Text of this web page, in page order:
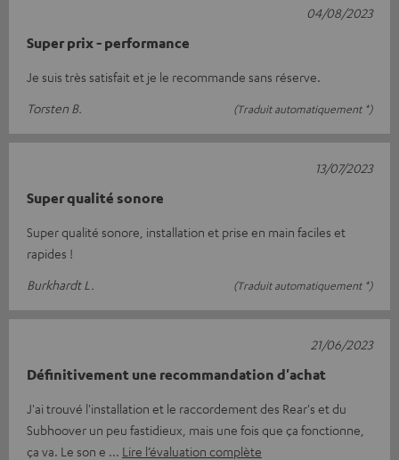
Super prix - performance
Je suis très satisfait et je le recommande sans réserve.
Torsten B.
(Traduit automatiquement *)
04/08/2023
Super qualité sonore
Super qualité sonore, installation et prise en main faciles et
rapides !
Burkhardt L.
(Traduit automatiquement *)
13/07/2023
Définitivement une recommandation d'achat
J'ai trouvé l'installation et le raccordement des Rear's et du
Subhoover un peu fastidieux, mais une fois que ça fonctionne,
ça va. Le son e
Lire l’évaluation complète
21/06/2023